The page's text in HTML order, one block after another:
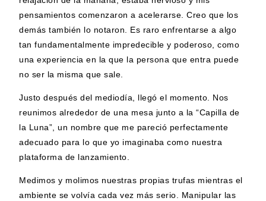
pensamientos comenzaron a acelerarse. Creo que los
demás también lo notaron. Es raro enfrentarse a algo
tan fundamentalmente impredecible y poderoso, como
una experiencia en la que la persona que entra puede
no ser la misma que sale.
Justo después del mediodía, llegó el momento. Nos
reunimos alrededor de una mesa junto a la “Capilla de
la Luna”, un nombre que me pareció perfectamente
adecuado para lo que yo imaginaba como nuestra
plataforma de lanzamiento.
Medimos y molimos nuestras propias trufas mientras el
ambiente se volvía cada vez más serio. Manipular las